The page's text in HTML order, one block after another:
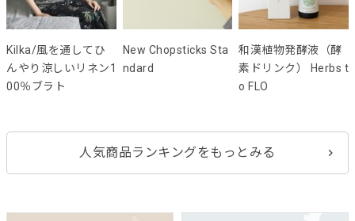
Kilka/風を通してひ
んやり涼しいリネン1
00％ブラト
New Chopsticks Sta
ndard
和漢植物発酵液（酵
素ドリンク） Herbs t
o FLO
人気商品ランキングをもっとみる